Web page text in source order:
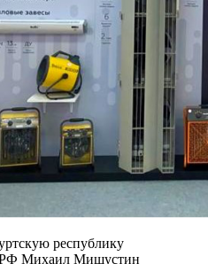
республику
РФ Михаил Мишустин